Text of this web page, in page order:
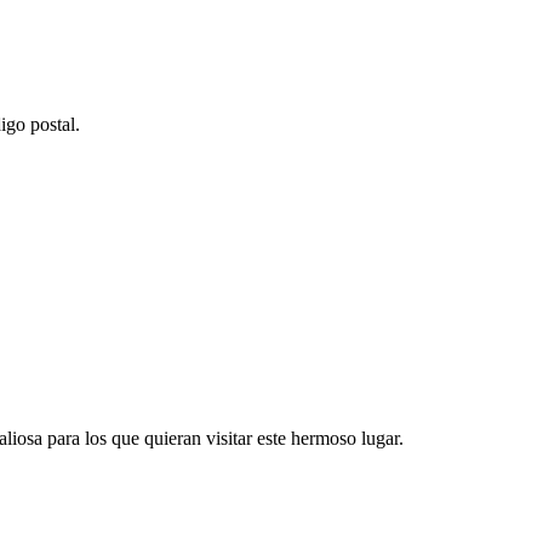
postal.
para los que quieran visitar este hermoso lugar.